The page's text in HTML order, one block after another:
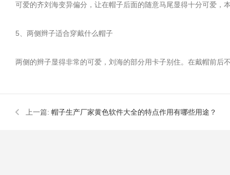
可爱的齐刘海变异偏分，让在帽子后面的随意马尾显得十分可爱，本
5、两侧辫子适合穿戴什么帽子
两侧的辫子显得非常的可爱，刘海的部分用卡子别住。在戴帽前后不
上一篇: 帽子生产厂家黄色软件大全的特点作用有哪些用途？